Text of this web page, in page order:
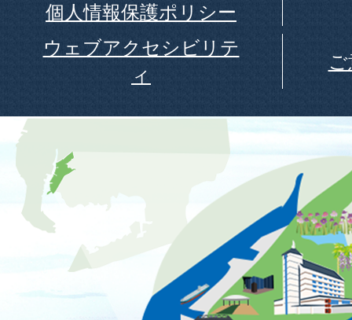
個人情報保護ポリシー
ウェブアクセシビリテ
ィ